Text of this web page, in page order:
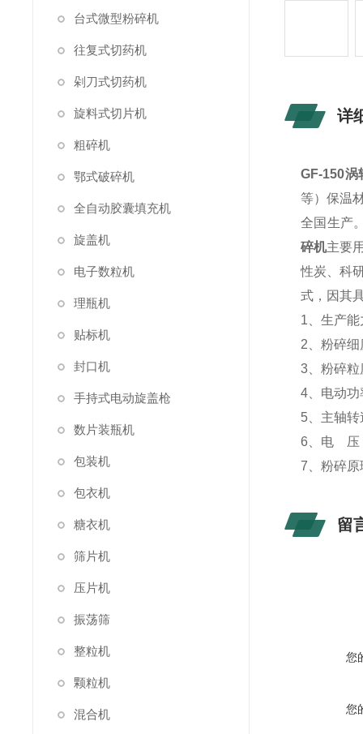
台式微型粉碎机
往复式切药机
剁刀式切药机
旋料式切片机
粗碎机
鄂式破碎机
全自动胶囊填充机
旋盖机
电子数粒机
理瓶机
贴标机
封口机
手持式电动旋盖枪
数片装瓶机
包装机
包衣机
糖衣机
筛片机
压片机
振荡筛
整粒机
颗粒机
混合机
详
GF-150涡
等）保温
全国生产
碎机主要
性炭、科
式，因其
1、生产
2、粉碎
3、粉碎
4、电动
5、主轴
6、电 压
7、粉碎
留
您
您